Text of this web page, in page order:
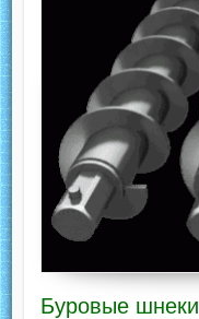
Буровые шнеки